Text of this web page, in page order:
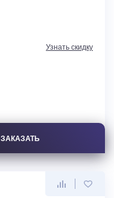
Узнать скидку
ЗАКАЗАТЬ